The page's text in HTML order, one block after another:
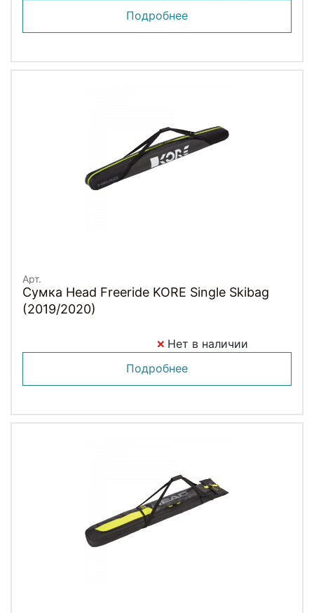
Подробнее
Арт.
Сумка Head Freeride KORE Single Skibag
(2019/2020)
Нет в наличии
Подробнее